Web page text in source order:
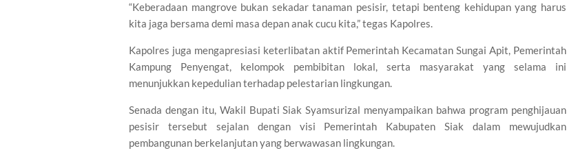
“Keberadaan mangrove bukan sekadar tanaman pesisir, tetapi benteng kehidupan yang harus
kita jaga bersama demi masa depan anak cucu kita,” tegas Kapolres.
Kapolres juga mengapresiasi keterlibatan aktif Pemerintah Kecamatan Sungai Apit, Pemerintah
Kampung Penyengat, kelompok pembibitan lokal, serta masyarakat yang selama ini
menunjukkan kepedulian terhadap pelestarian lingkungan.
Senada dengan itu, Wakil Bupati Siak Syamsurizal menyampaikan bahwa program penghijauan
pesisir tersebut sejalan dengan visi Pemerintah Kabupaten Siak dalam mewujudkan
pembangunan berkelanjutan yang berwawasan lingkungan.